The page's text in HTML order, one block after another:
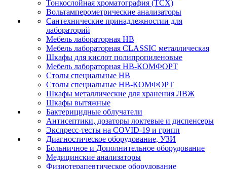
Тонкослойная хроматография (ТСХ)
Вольтамперометрические анализаторы
Сантехнические принадлежностии для
лабораторий
Мебель лабораторная НВ
Мебель лабораторная CLASSIC металлическая
Шкафы для кислот полипропиленовые
Мебель лабораторная НВ-КОМФОРТ
Столы специальные НВ
Столы специальные НВ-КОМФОРТ
Шкафы металлические для хранения ЛВЖ
Шкафы вытяжные
Бактерицидные облучатели
Антисептики, дозаторы локтевые и диспенсеры
Экспресс-тесты на COVID-19 и грипп
Диагностическое оборудование, УЗИ
Больничное и Дополнительное оборудование
Медицинские анализаторы
Физиотерапевтическое оборудование